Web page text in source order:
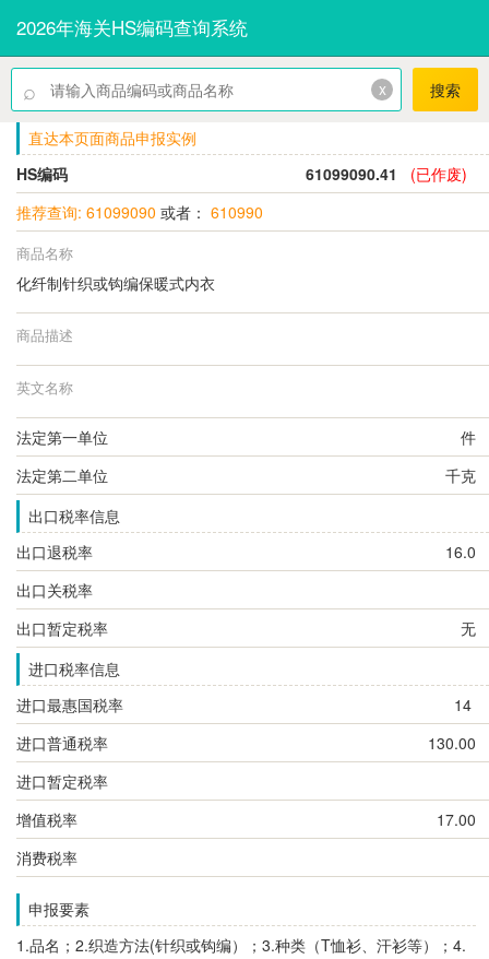
2026年海关HS编码查询系统
⌕ x 搜索
直达本页面商品申报实例
HS编码
61099090.41
(已作废)
推荐查询: 61099090 或者： 610990
商品名称
化纤制针织或钩编保暖式内衣
商品描述
英文名称
法定第一单位
件
法定第二单位
千克
出口税率信息
出口退税率
16.0
出口关税率
出口暂定税率
无
进口税率信息
进口最惠国税率
14
进口普通税率
130.00
进口暂定税率
增值税率
17.00
消费税率
申报要素
1.品名；2.织造方法(针织或钩编）；3.种类（T恤衫、汗衫等）；4.